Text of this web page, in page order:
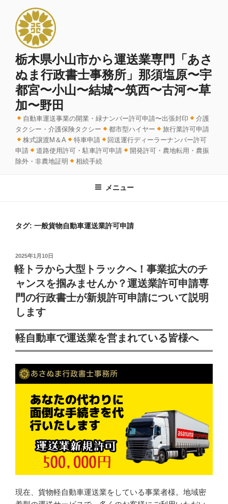
栃木県小山市から運送業専門「あさ
ぬま行政書士事務所」那須塩原〜宇
都宮〜小山〜結城〜筑西〜古河〜草
加〜野田
自動車運送事業の開業・緑ナンバー許可申請〜出張封印
介護
タクシー・介護保険タクシー
都市型ハイヤー
旅行業許可申請
株式譲渡M＆A
特車申請
回送運行ディーラーナンバー許可
申請
道路使用許可・駐車許可申請
開発許可・農地転用・農振
除外・非農地証明
相続手続
メニュー
タグ: 一般貨物自動車運送業許可申請
投
稿
日:
2025年1月10日
軽トラから大型トラックへ！事業拡大のチ
ャンスを掴みませんか？運送業許可申請専
門の行政書士が新規許可申請について説明
します
軽自動車で運送業を営まれている皆様へ
現在、貨物軽自動車運送業をしている事業者様。地域密